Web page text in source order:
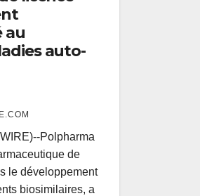
au
auto-
Polpharma
de
le développement
biosimilaires, a